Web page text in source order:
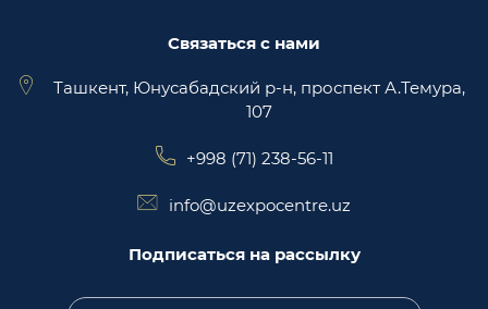
Связаться с нами
Ташкент, Юнусабадский р-н, проспект А.Темура,
107
+998 (71) 238-56-11
info@uzexpocentre.uz
Подписаться на рассылку